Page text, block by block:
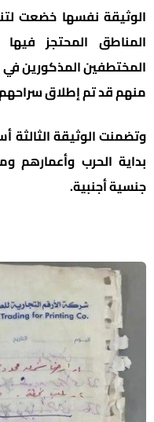
نفسها خضعت لتنقيح
المحتجز فيها
قد تم إطلاق سراحهم في
الحرب وأعمارهم
أجنبية.